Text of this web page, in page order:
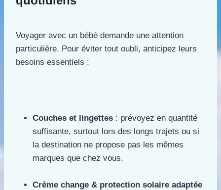
Voyager avec un bébé demande une attention
particulière. Pour éviter tout oubli, anticipez leurs
besoins essentiels :
Couches et lingettes : prévoyez en quantité
suffisante, surtout lors des longs trajets ou si
la destination ne propose pas les mêmes
marques que chez vous.
Crème change & protection solaire adaptée